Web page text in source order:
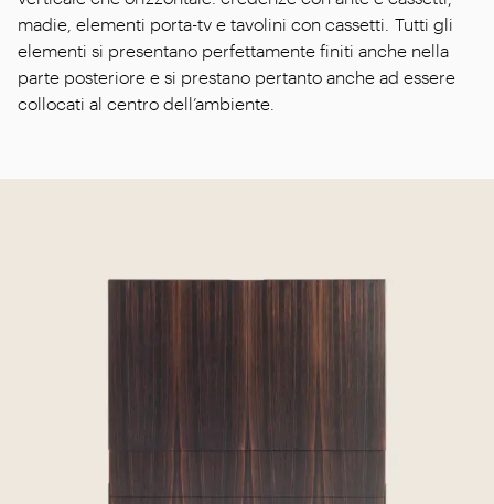
madie, elementi porta-tv e tavolini con cassetti. Tutti gli
elementi si presentano perfettamente finiti anche nella
parte posteriore e si prestano pertanto anche ad essere
collocati al centro dell’ambiente.